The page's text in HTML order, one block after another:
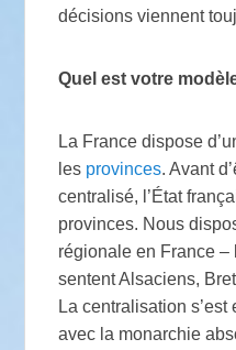
décisions viennent
Quel est votre
La France dispose
les provinces. Avant
centralisé, l’État
provinces. Nous
régionale en France –
sentent Alsaciens,
La centralisation
avec la monarchie